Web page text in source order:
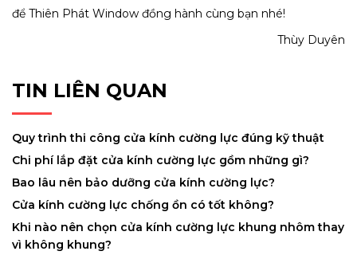
để Thiên Phát Window đồng hành cùng bạn nhé!
Thùy Duyên
TIN LIÊN QUAN
Quy trình thi công cửa kính cường lực đúng kỹ thuật
Chi phí lắp đặt cửa kính cường lực gồm những gì?
Bao lâu nên bảo dưỡng cửa kính cường lực?
Cửa kính cường lực chống ồn có tốt không?
Khi nào nên chọn cửa kính cường lực khung nhôm thay
vì không khung?